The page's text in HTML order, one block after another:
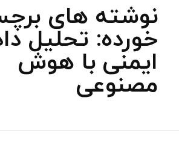
نوشته های
خورده: تحلیل
ایمنی با هوش
مصنوعی